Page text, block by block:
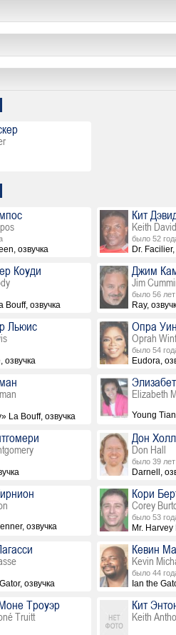
озвучка
Кит
Keith David
было 52
Dr.
Коуди
Bouff, озвучка
Джим
Jim
было 56 лет
Ray,
Льюис
озвучка
Опра
Oprah
было 54
Eudora,
La Bouff, озвучка
Elizabeth
Young
Дон Холл
Don Hall
было 39 лет
Darnell,
озвучка
Кори
Corey
было 53
Mr. Harvey
озвучка
Кевин
Kevin
было 44
Ian the
Троуэр
Truitt
Кит
Keith